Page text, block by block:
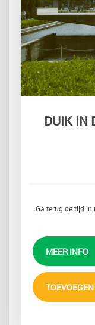
DUIK IN
Ga terug de tijd in
MEER INFO
TOEVOEGEN